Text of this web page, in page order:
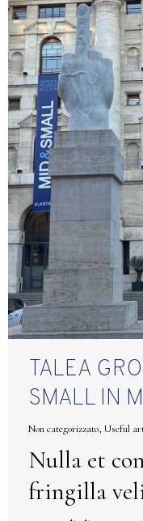
TALEA
SMALL IN
Non categorizzato, Useful
Nulla et
fringilla